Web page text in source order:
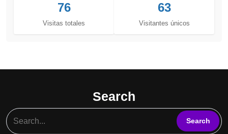
76
Visitas totales
63
Visitantes únicos
Search